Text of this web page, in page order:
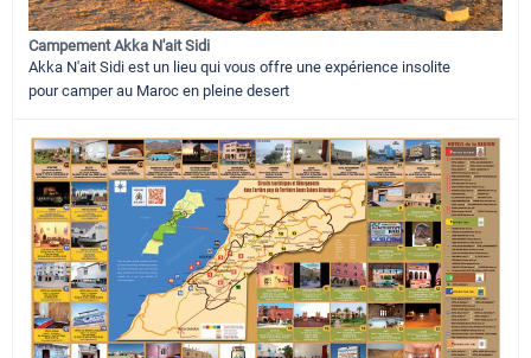
Campement Akka N'ait Sidi
Akka N'ait Sidi est un lieu qui vous offre une expérience insolite
pour camper au Maroc en pleine desert